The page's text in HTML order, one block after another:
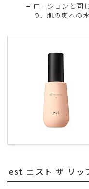
ローションと同
り、肌の奥への
est エスト ザ リッ